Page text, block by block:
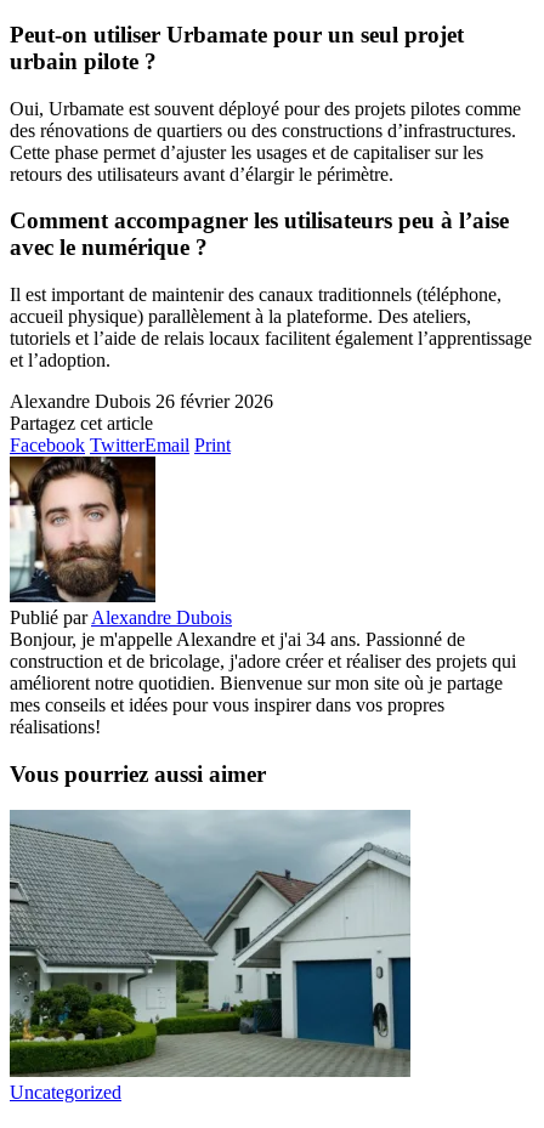
Peut-on utiliser Urbamate pour un seul projet
urbain pilote ?
Oui, Urbamate est souvent déployé pour des projets pilotes comme
des rénovations de quartiers ou des constructions d’infrastructures.
Cette phase permet d’ajuster les usages et de capitaliser sur les
retours des utilisateurs avant d’élargir le périmètre.
Comment accompagner les utilisateurs peu à l’aise
avec le numérique ?
Il est important de maintenir des canaux traditionnels (téléphone,
accueil physique) parallèlement à la plateforme. Des ateliers,
tutoriels et l’aide de relais locaux facilitent également l’apprentissage
et l’adoption.
Alexandre Dubois 26 février 2026
Partagez cet article
Facebook TwitterEmail Print
Publié par Alexandre Dubois
Bonjour, je m'appelle Alexandre et j'ai 34 ans. Passionné de
construction et de bricolage, j'adore créer et réaliser des projets qui
améliorent notre quotidien. Bienvenue sur mon site où je partage
mes conseils et idées pour vous inspirer dans vos propres
réalisations!
Vous pourriez aussi aimer
Uncategorized